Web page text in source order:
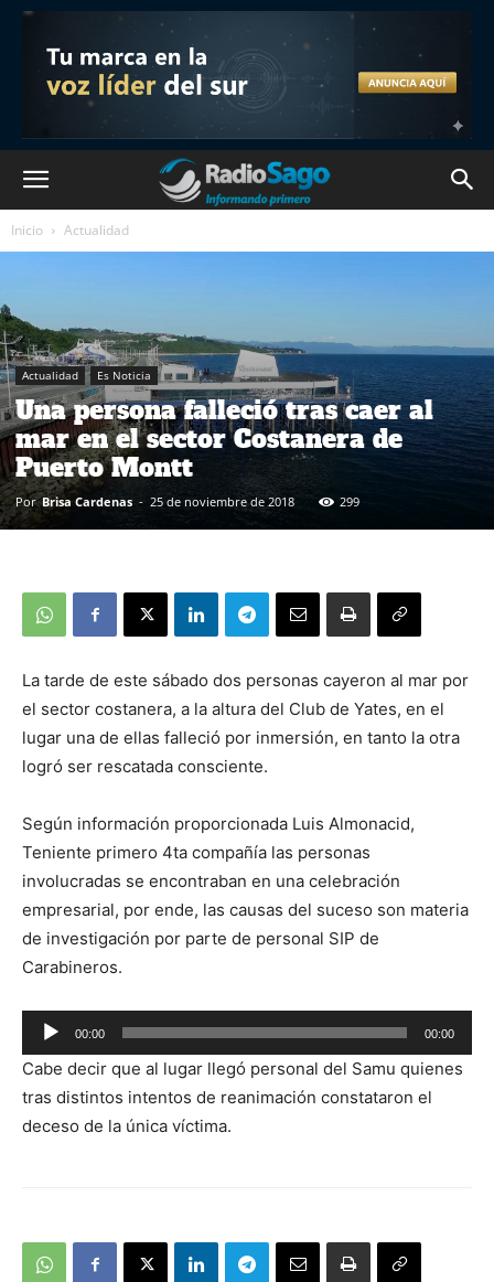
Inicio Actualidad
Actualidad Es Noticia
Una persona falleció tras caer al
mar en el sector Costanera de
Puerto Montt
Por Brisa Cardenas - 25 de noviembre de 2018 299
La tarde de este sábado dos personas cayeron al mar por
el sector costanera, a la altura del Club de Yates, en el
lugar una de ellas falleció por inmersión, en tanto la otra
logró ser rescatada consciente.
Según información proporcionada Luis Almonacid,
Teniente primero 4ta compañía las personas
involucradas se encontraban en una celebración
empresarial, por ende, las causas del suceso son materia
de investigación por parte de personal SIP de
Carabineros.
Reproductor
de
audio
00:00 00:00
Cabe decir que al lugar llegó personal del Samu quienes
tras distintos intentos de reanimación constataron el
deceso de la única víctima.